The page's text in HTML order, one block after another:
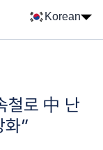
Korean
철로 中 난
”